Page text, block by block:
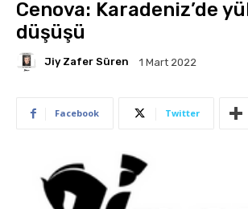
Cenova: Karadeniz’de
düşüşü
Jiy Zafer Süren 1 Mart 2022
Facebook Twitter